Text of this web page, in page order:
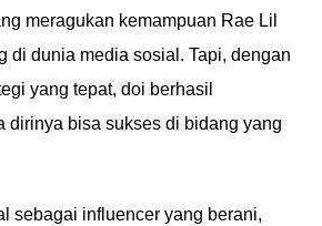
meragukan kemampuan Rae Lil
di dunia media sosial. Tapi, dengan
yang tepat, doi berhasil
dirinya bisa sukses di bidang yang
sebagai influencer yang berani,